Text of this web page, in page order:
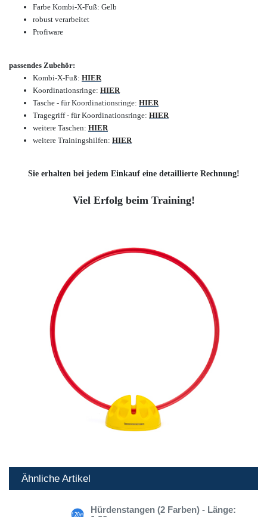
Farbe Kombi-X-Fuß: Gelb
robust verarbeitet
Profiware
passendes Zubehör:
Kombi-X-Fuß: HIER
Koordinationsringe: HIER
Tasche - für Koordinationsringe: HIER
Tragegriff - für Koordinationsringe: HIER
weitere Taschen: HIER
weitere Trainingshilfen: HIER
Sie erhalten bei jedem Einkauf eine detaillierte Rechnung!
Viel Erfolg beim Training!
Ähnliche Artikel
Hürdenstangen (2 Farben) - Länge: